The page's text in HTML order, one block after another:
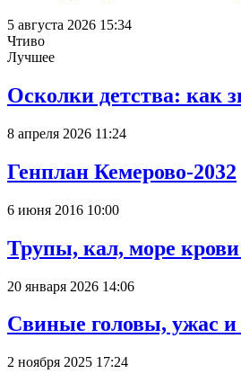
5 августа 2026 15:34
Чтиво
Лучшее
Осколки детства: как
8 апреля 2026 11:24
Генплан Кемерово-2032
6 июня 2016 10:00
Трупы, кал, море
20 января 2026 14:06
Свиные головы, ужас и
2 ноября 2025 17:24